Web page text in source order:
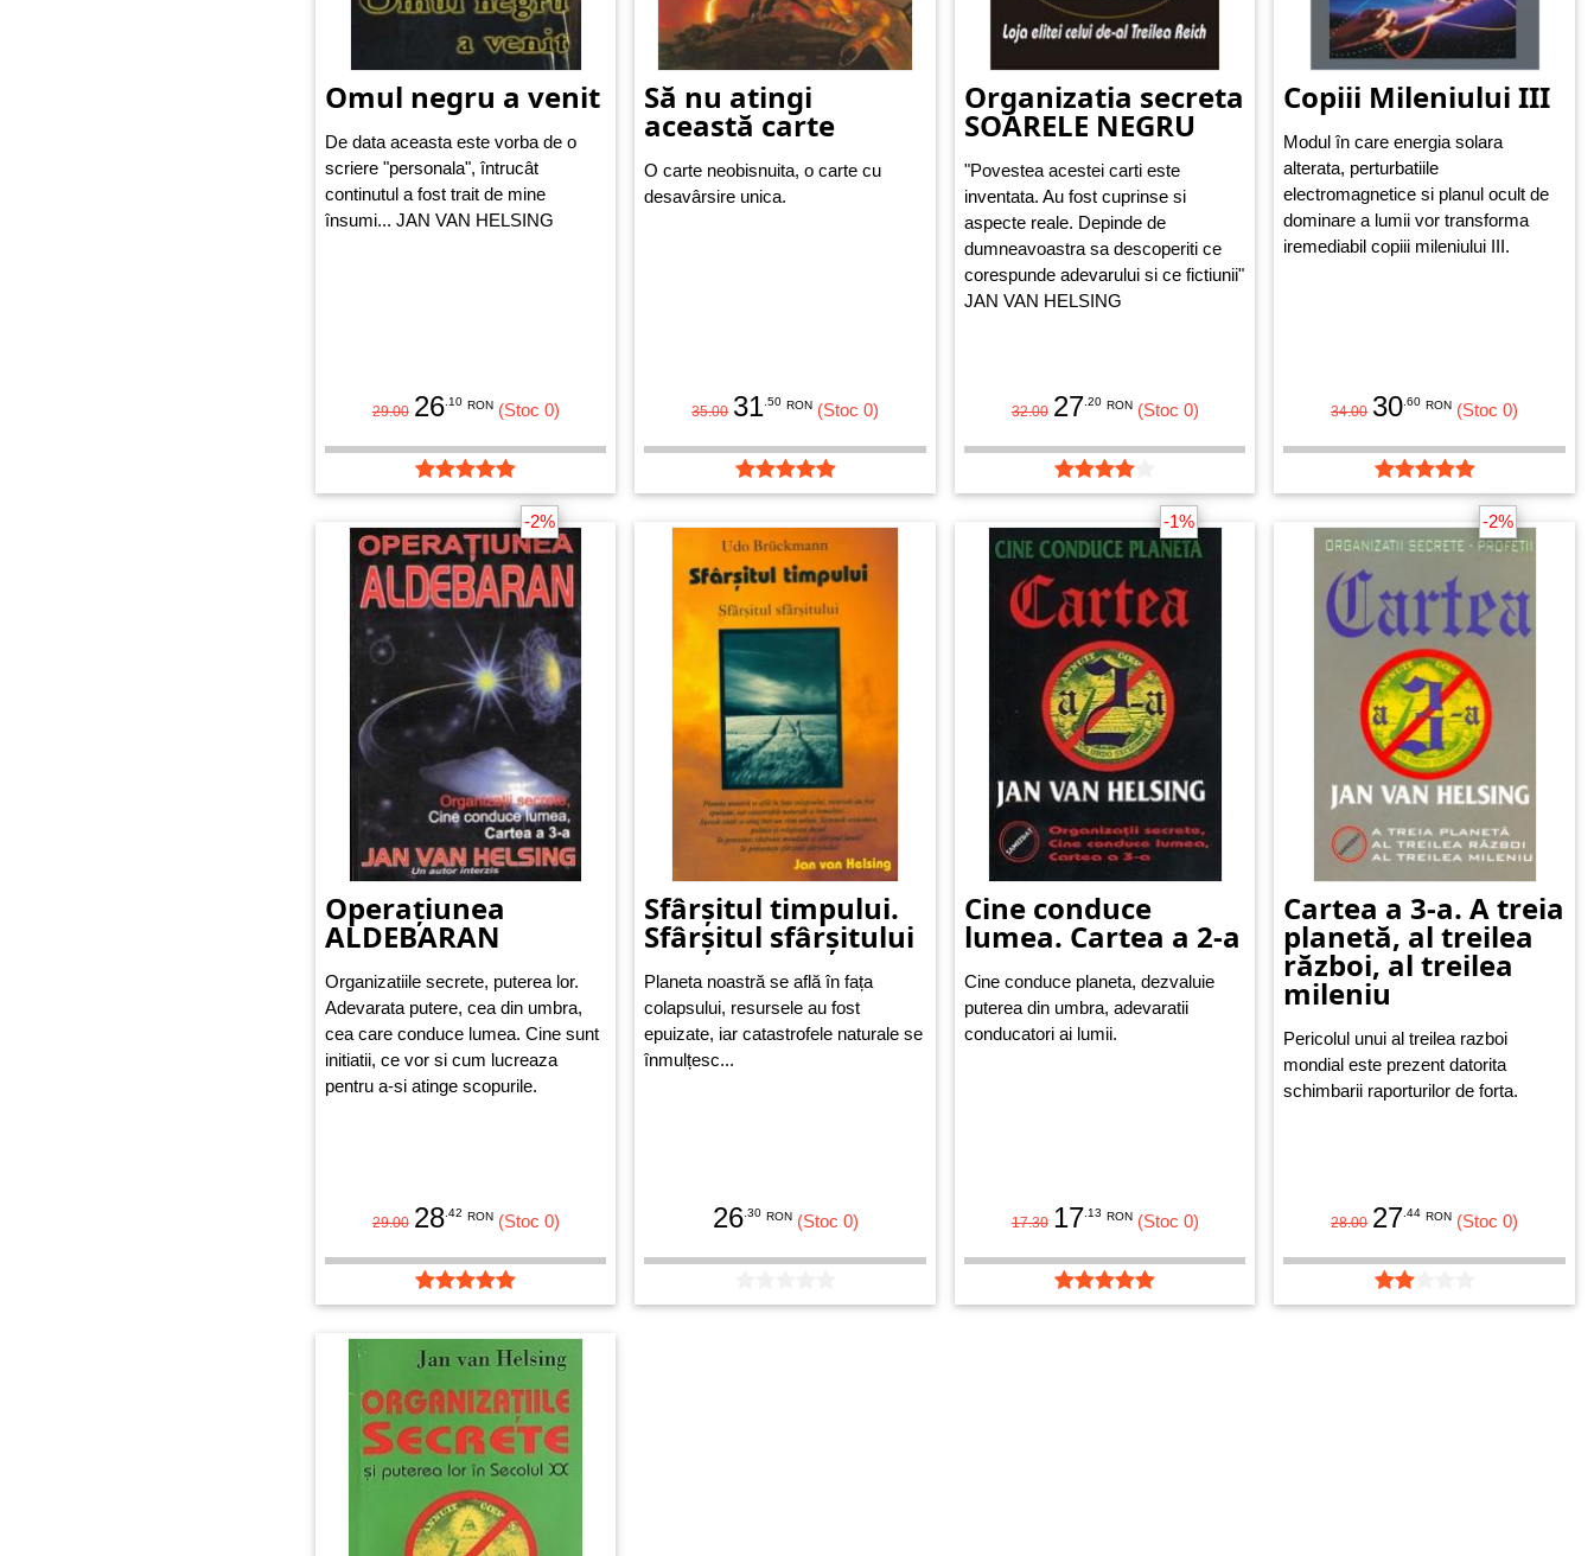
Omul negru a venit
De data aceasta este vorba de o
scriere "personala", întrucât
continutul a fost trait de mine
însumi... JAN VAN HELSING
29.00 26 .10 RON (Stoc 0)
Să nu atingi
această carte
O carte neobisnuita, o carte cu
desavârsire unica.
35.00 31 .50 RON (Stoc 0)
Organizatia secreta
SOARELE NEGRU
"Povestea acestei carti este
inventata. Au fost cuprinse si
aspecte reale. Depinde de
dumneavoastra sa descoperiti ce
corespunde adevarului si ce fictiunii"
JAN VAN HELSING
32.00 27.20 RON (Stoc 0)
Copiii Mileniului III
Modul în care energia solara
alterata, perturbatiile
electromagnetice si planul ocult de
dominare a lumii vor transforma
iremediabil copiii mileniului III.
34.00 30 .60 RON (Stoc 0)
-2%
Operațiunea
ALDEBARAN
Organizatiile secrete, puterea lor.
Adevarata putere, cea din umbra,
cea care conduce lumea. Cine sunt
initiatii, ce vor si cum lucreaza
pentru a-si atinge scopurile.
29.00 28 .42 RON (Stoc 0)
Sfârșitul timpului.
Sfârșitul sfârșitului
Planeta noastră se află în fața
colapsului, resursele au fost
epuizate, iar catastrofele naturale se
înmulțesc...
26 .30 RON (Stoc 0)
-1%
Cine conduce
lumea. Cartea a 2-a
Cine conduce planeta, dezvaluie
puterea din umbra, adevaratii
conducatori ai lumii.
17.30 17.13 RON (Stoc 0)
-2%
Cartea a 3-a. A treia
planetă, al treilea
război, al treilea
mileniu
Pericolul unui al treilea razboi
mondial este prezent datorita
schimbarii raporturilor de forta.
28.00 27 .44 RON (Stoc 0)